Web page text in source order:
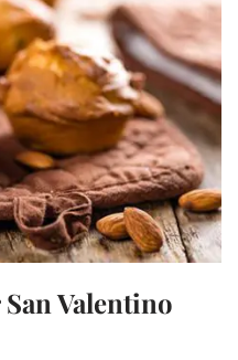
Valentino